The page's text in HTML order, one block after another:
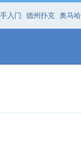
入门 德州扑克 奥马哈